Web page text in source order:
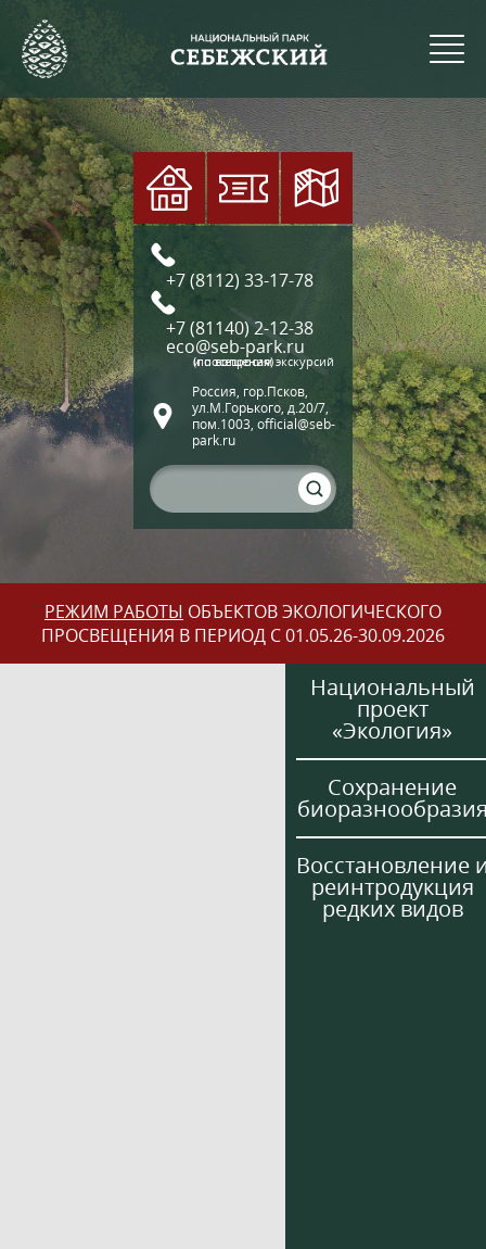
+7 (8112) 33-17-78
+7 (81140) 2-12-38
eco@seb-park.ru
(по вопросам экскурсий и посещения)
Россия, гор.Псков,
ул.М.Горького, д.20/7,
пом.1003, official@seb-
park.ru
РЕЖИМ РАБОТЫ ОБЪЕКТОВ ЭКОЛОГИЧЕСКОГО
ПРОСВЕЩЕНИЯ В ПЕРИОД С 01.05.26-30.09.2026
Национальный
проект
«Экология»
Сохранение
Восстановление
реинтродукция
редких видов